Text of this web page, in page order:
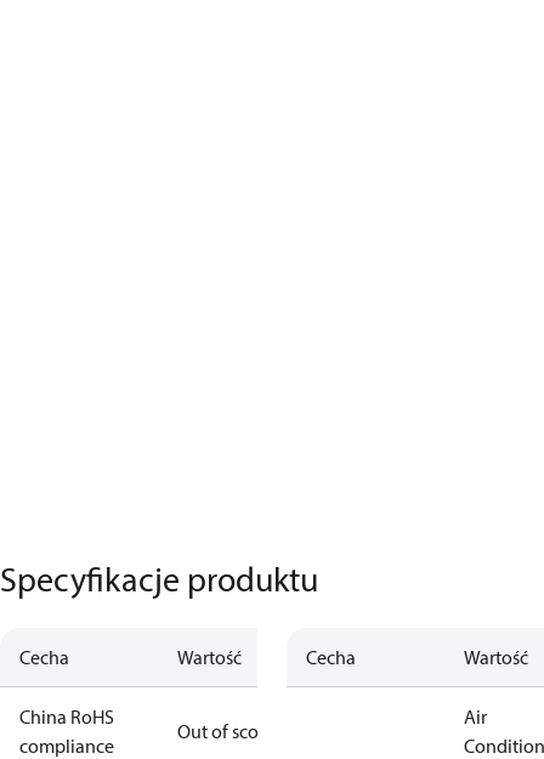
Specyfikacje produktu
Cecha Wartość
China RoHS
compliance
Out of scope
Cecha Wartość
Air